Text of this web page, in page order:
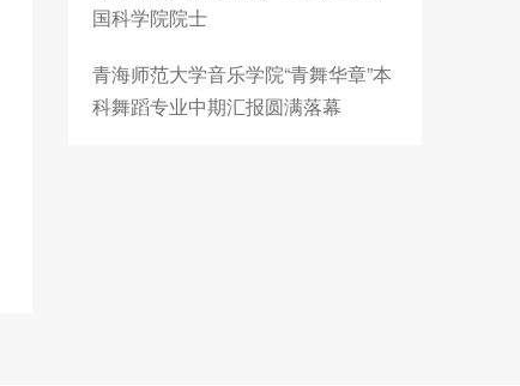
国科学院院士
青海师范大学音乐学院“青舞华章”本
科舞蹈专业中期汇报圆满落幕